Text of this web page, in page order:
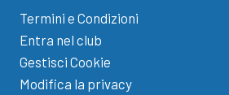
Termini e Condizioni
Entra nel club
Gestisci Cookie
Modifica la privacy